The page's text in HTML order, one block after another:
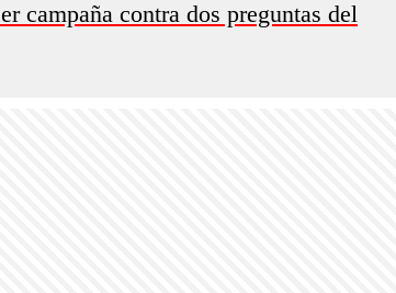
campaña contra dos preguntas del